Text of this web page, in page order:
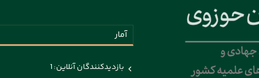
آمار
بازدیدکنندگان آنلاین:1